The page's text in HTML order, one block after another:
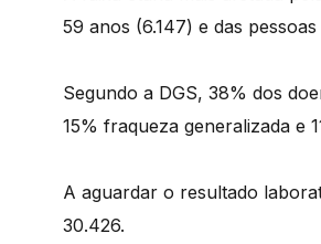
59 anos (6.147) e das
Segundo a DGS, 38% dos
15% fraqueza generalizada e
A aguardar o resultado
30.426.